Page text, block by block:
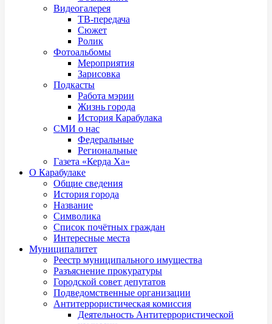
Видеогалерея
ТВ-передача
Сюжет
Ролик
Фотоальбомы
Мероприятия
Зарисовка
Подкасты
Работа мэрии
Жизнь города
История Карабулака
СМИ о нас
Федеральные
Региональные
Газета «Керда Ха»
О Карабулаке
Общие сведения
История города
Название
Символика
Список почётных граждан
Интересные места
Муниципалитет
Реестр муниципального имущества
Разъяснение прокуратуры
Городской совет депутатов
Подведомственные организации
Антитеррористическая комиссия
Деятельность Антитеррористической